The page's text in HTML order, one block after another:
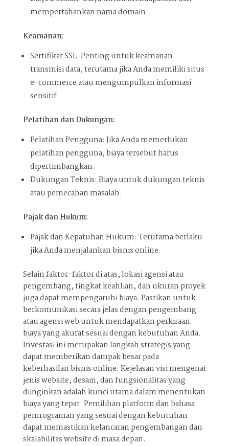
mempertahankan nama domain.
Keamanan:
Sertifikat SSL: Penting untuk keamanan
transmisi data, terutama jika Anda memiliki situs
e-commerce atau mengumpulkan informasi
sensitif.
Pelatihan dan Dukungan:
Pelatihan Pengguna: Jika Anda memerlukan
pelatihan pengguna, biaya tersebut harus
dipertimbangkan.
Dukungan Teknis: Biaya untuk dukungan teknis
atau pemecahan masalah.
Pajak dan Hukum:
Pajak dan Kepatuhan Hukum: Terutama berlaku
jika Anda menjalankan bisnis online.
Selain faktor-faktor di atas, lokasi agensi atau
pengembang, tingkat keahlian, dan ukuran proyek
juga dapat mempengaruhi biaya. Pastikan untuk
berkomunikasi secara jelas dengan pengembang
atau agensi web untuk mendapatkan perkiraan
biaya yang akurat sesuai dengan kebutuhan Anda.
Investasi ini merupakan langkah strategis yang
dapat memberikan dampak besar pada
keberhasilan bisnis online. Kejelasan visi mengenai
jenis website, desain, dan fungsionalitas yang
diinginkan adalah kunci utama dalam menentukan
biaya yang tepat. Pemilihan platform dan bahasa
pemrograman yang sesuai dengan kebutuhan
dapat memastikan kelancaran pengembangan dan
skalabilitas website di masa depan.